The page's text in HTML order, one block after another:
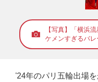
【写真】「横浜
ケメンすぎるバ
'24年のパリ五輪出場を